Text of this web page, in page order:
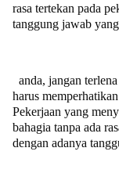
rasa tertekan pada
tanggung jawab yang
anda, jangan
harus
Pekerjaan yang
bahagia tanpa ada
dengan adanya